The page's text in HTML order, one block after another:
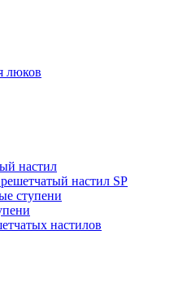
люков
настил
настил SP
ступени
настилов